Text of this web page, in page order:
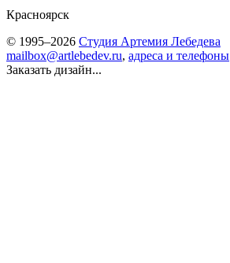
Красноярск
© 1995–2026 Студия Артемия Лебедева
mailbox@artlebedev.ru, адреса и телефоны
Заказать дизайн...